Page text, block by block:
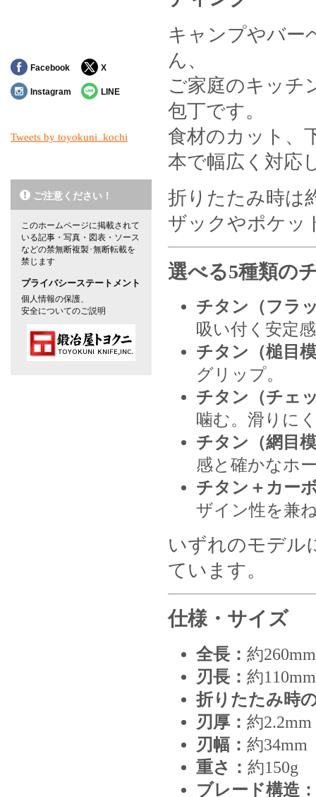
キャンプやバー
ん、
ご家庭のキッチ
包丁です。
食材のカット、
本で幅広く対応
折りたたみ時は
ザックやポケッ
選べる5種類の
チタン（フラ
吸い付く安定
チタン（槌目
グリップ。
チタン（チェ
噛む。滑りに
チタン（網目
感と確かなホ
チタン＋カー
ザイン性を兼
いずれのモデル
ています。
仕様・サイズ
全長： 約260mm
刃長： 約110mm
折りたたみ時
刃厚： 約2.2mm
刃幅： 約34mm
重さ： 約150g
ブレード構造：
Facebook X
Instagram LINE
Tweets by toyokuni_kochi
ご注意ください！
このホームページに掲載されて
いる記事・写真・図表・ソース
などの禁無断複製･無断転載を
禁じます
プライバシーステートメント
個人情報の保護、
安全についてのご説明